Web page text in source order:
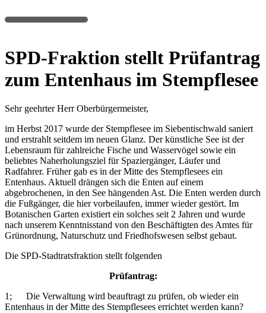
SPD-Fraktion stellt Prüfantrag
zum Entenhaus im Stempflesee
Sehr geehrter Herr Oberbürgermeister,
im Herbst 2017 wurde der Stempflesee im Siebentischwald saniert
und erstrahlt seitdem im neuen Glanz. Der künstliche See ist der
Lebensraum für zahlreiche Fische und Wasservögel sowie ein
beliebtes Naherholungsziel für Spaziergänger, Läufer und
Radfahrer. Früher gab es in der Mitte des Stempflesees ein
Entenhaus. Aktuell drängen sich die Enten auf einem
abgebrochenen, in den See hängenden Ast. Die Enten werden durch
die Fußgänger, die hier vorbeilaufen, immer wieder gestört. Im
Botanischen Garten existiert ein solches seit 2 Jahren und wurde
nach unserem Kenntnisstand von den Beschäftigten des Amtes für
Grünordnung, Naturschutz und Friedhofswesen selbst gebaut.
Die SPD-Stadtratsfraktion stellt folgenden
Prüfantrag:
1; Die Verwaltung wird beauftragt zu prüfen, ob wieder ein
Entenhaus in der Mitte des Stempflesees errichtet werden kann?